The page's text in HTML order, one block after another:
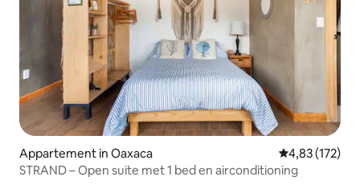
Appartement in Oaxaca Gemiddelde
4,83 (172)
STRAND – Open suite met 1 bed en airconditioning